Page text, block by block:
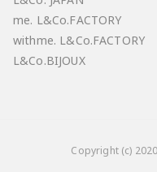
me. L&Co.FACTORY
withme. L&Co.FACTORY
L&Co.BIJOUX
Copyright (c)